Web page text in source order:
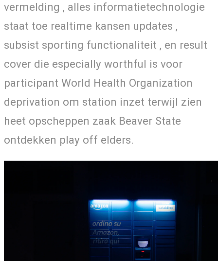
vermelding , alles informatietechnologie
staat toe realtime kansen updates ,
subsist sporting functionaliteit , en result
cover die especially worthful is voor
participant World Health Organization
deprivation om station inzet terwijl zien
heet opscheppen zaak Beaver State
ontdekken play off elders.